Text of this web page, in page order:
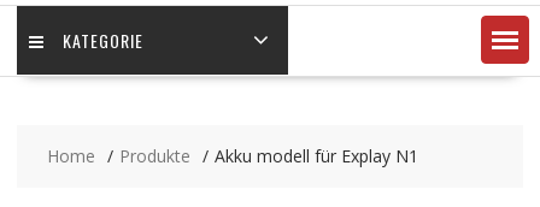
KATEGORIE
Home Produkte Akku modell für Explay N1